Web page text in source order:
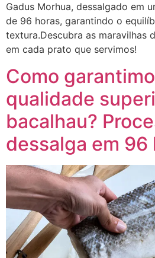
Gadus Morhua, dessalgado em
de 96 horas, garantindo o
textura.Descubra as maravilhas
em cada prato que servimos!
Como
qualidade
bacalhau?
dessalga em 96